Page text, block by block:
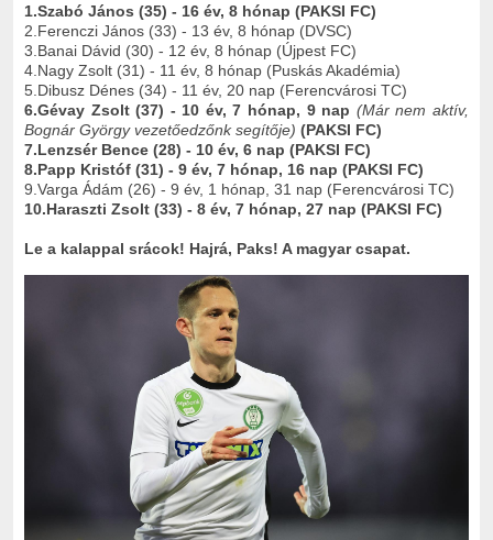
1.Szabó János (35) - 16 év, 8 hónap (PAKSI FC)
2.Ferenczi János (33) - 13 év, 8 hónap (DVSC)
3.Banai Dávid (30) - 12 év, 8 hónap (Újpest FC)
4.Nagy Zsolt (31) - 11 év, 8 hónap (Puskás Akadémia)
5.Dibusz Dénes (34) - 11 év, 20 nap (Ferencvárosi TC)
6.Gévay Zsolt (37) - 10 év, 7 hónap, 9 nap (Már nem aktív,
Bognár György vezetőedzőnk segítője) (PAKSI FC)
7.Lenzsér Bence (28) - 10 év, 6 nap (PAKSI FC)
8.Papp Kristóf (31) - 9 év, 7 hónap, 16 nap (PAKSI FC)
9.Varga Ádám (26) - 9 év, 1 hónap, 31 nap (Ferencvárosi TC)
10.Haraszti Zsolt (33) - 8 év, 7 hónap, 27 nap (PAKSI FC)
Le a kalappal srácok! Hajrá, Paks! A magyar csapat.